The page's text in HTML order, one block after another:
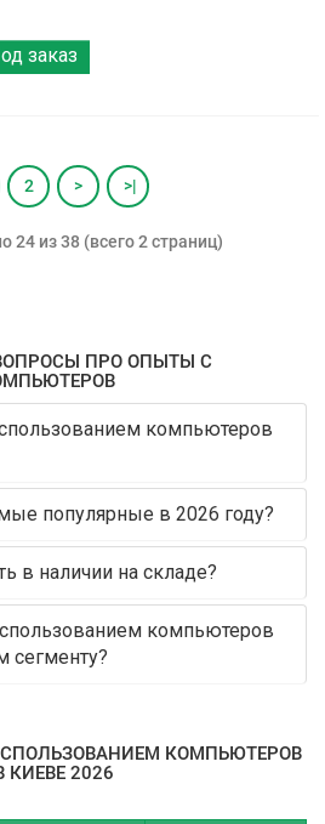
заказ
2 > >|
24 из 38 (всего 2 страниц)
ПРО ОПЫТЫ С
компьютеров
популярные в 2026 году?
в наличии на складе?
компьютеров
сегменту?
КОМПЬЮТЕРОВ
КИЕВЕ 2026